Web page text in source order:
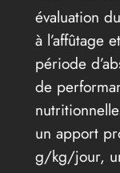
évaluation
à l’affûtage
période
de
un apport
g/kg/jour,